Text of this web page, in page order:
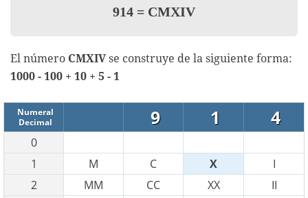
914 = CMXIV
El número CMXIVse construye de la siguiente forma:
1000 - 100 + 10 + 5 - 1
Numeral
Decimal
9 1 4
0
1
M C X
I
2
MM CC XX
II